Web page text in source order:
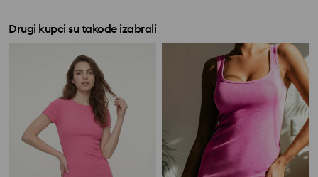
Drugi kupci su takođe izabrali